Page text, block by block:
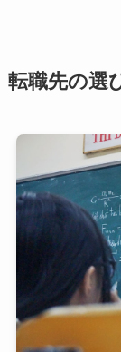
転職先の選